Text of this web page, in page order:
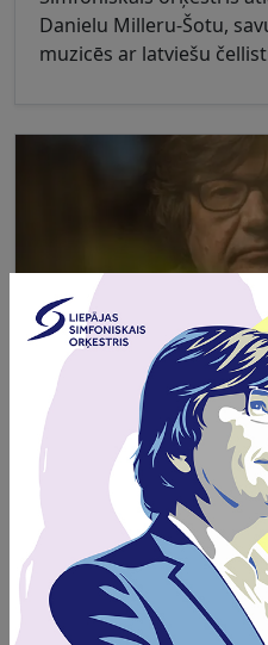
Danielu Milleru-Šotu,
muzicēs ar latviešu
VASARAS KULMINĀCIJU
MŪZIKU
Vasaras kulminācijā
orķestris aicina uz
koncertdārzā "Pūt,
Lūsēns ievedīs
zodiakā....